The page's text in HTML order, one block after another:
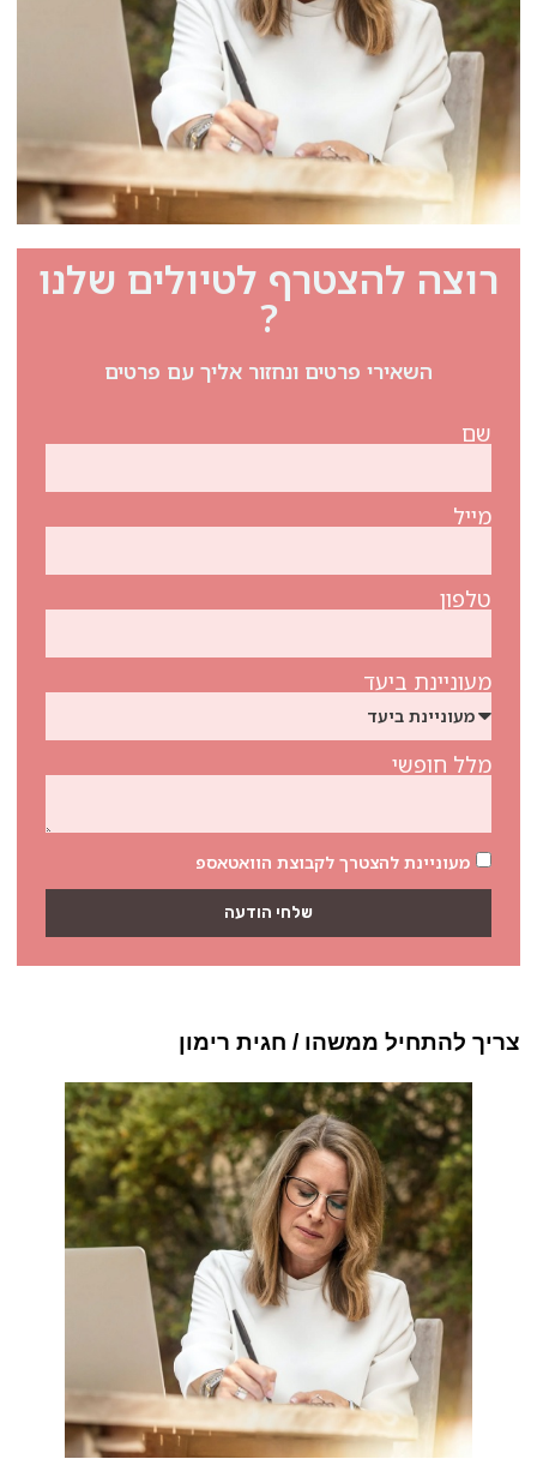
רוצה להצטרף לטיולים שלנו
?
השאירי פרטים ונחזור אליך עם פרטים
שם
מייל
טלפון
מעוניינת ביעד
מלל חופשי
מעוניינת להצטרך לקבוצת הוואטאספ
שלחי הודעה
צריך להתחיל ממשהו / חגית רימון